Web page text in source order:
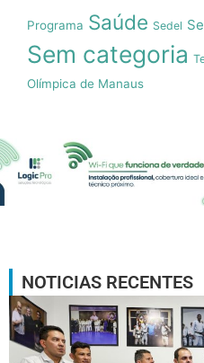
Programa Saúde Sedel
Sem categoria
Olímpica de Manaus
NOTICIAS RECENTES